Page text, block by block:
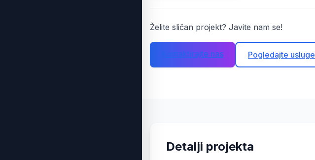
Želite sličan projekt? Javite nam se!
Kontaktirajte nas Pogledajte usluge
Detalji projekta